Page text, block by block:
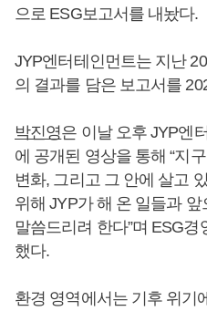
으로 ESG보고서를 내놨다.
JYP엔터테인먼트는 지난
의 결과를 담은 보고서를
박진영은 이날 오후 JYP엔
에 공개된 영상을 통해 “지
변화, 그리고 그 안에 살고
위해 JYP가 해 온 일들과
말씀드리려 한다”며 ESG
했다.
환경 영역에서는 기후 위기